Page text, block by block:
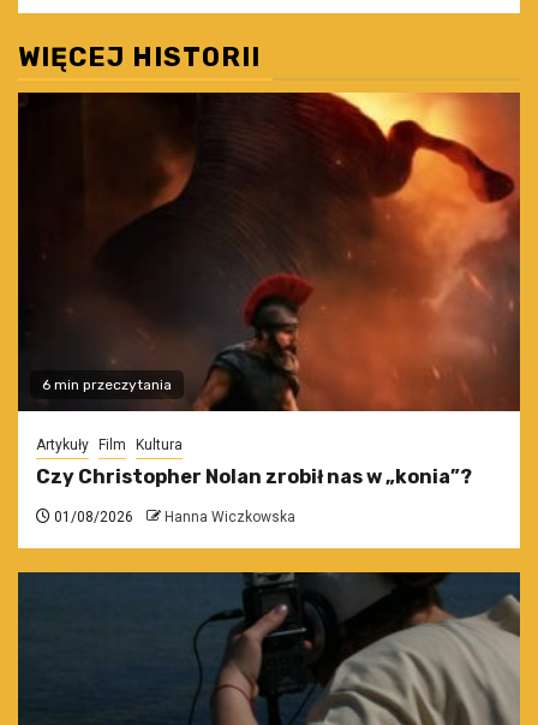
WIĘCEJ HISTORII
6 min przeczytania
Artykuły Film Kultura
Czy Christopher Nolan zrobił nas w „konia”?
01/08/2026 Hanna Wiczkowska